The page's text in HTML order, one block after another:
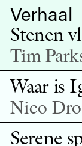
Verhaal
Stenen
Tim
Waar is
Nico
Serene